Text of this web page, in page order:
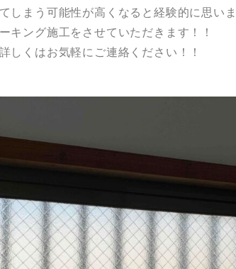
しまう可能性が高くなると経験的に思い
キング施工をさせていただきます！！
しくはお気軽にご連絡ください！！